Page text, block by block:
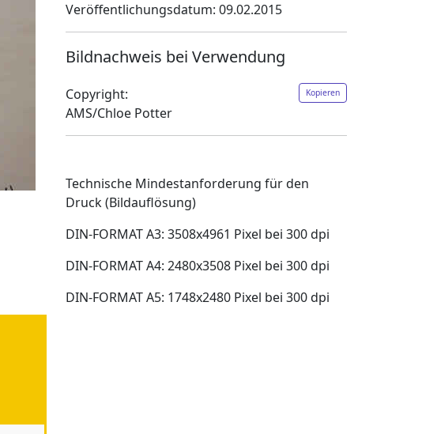
Veröffentlichungsdatum: 09.02.2015
Bildnachweis bei Verwendung
Copyright: Kopieren
AMS/Chloe Potter
Technische Mindestanforderung für den
Druck (Bildauflösung)
DIN-FORMAT A3: 3508x4961 Pixel bei 300 dpi
DIN-FORMAT A4: 2480x3508 Pixel bei 300 dpi
DIN-FORMAT A5: 1748x2480 Pixel bei 300 dpi